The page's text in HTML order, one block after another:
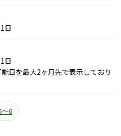
日
日
日を最大2ヶ月先で表示しており
～6